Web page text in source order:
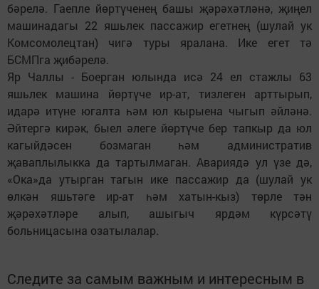
бәрелә. Гаепле йөртүченең башы җәрәхәтләнә, җиңел
машинадагы 22 яшьлек пассажир егетнең (шулай ук
Комсомолецтан) чигә туры яралана. Ике егет тә
БСМПга җибәрелә.
Яр Чаллы - Боерган юлында исә 24 ел стажлы 63
яшьлек машина йөртүче ир-ат, тизлеген арттырып,
идарә итүне югалта һәм юл кырыена чыгып әйләнә.
Әйтергә кирәк, быел әлеге йөртүче бер тапкыр да юл
кагыйдәсен бозмаган һәм административ
җаваплылыкка да тартылмаган. Авариядә ул үзе дә,
«Ока»да утырган тагын ике пассажир да (шулай ук
өлкән яшьтәге ир-ат һәм хатын-кыз) төрле тән
җәрәхәтләре алып, ашыгыч ярдәм күрсәтү
больницасына озатылалар.
Следите за самым важным и интересным в